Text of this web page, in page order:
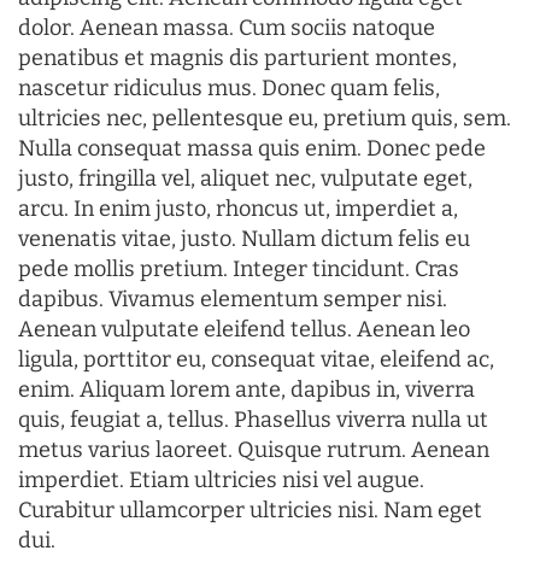
dolor. Aenean massa. Cum sociis natoque
penatibus et magnis dis parturient montes,
nascetur ridiculus mus. Donec quam felis,
ultricies nec, pellentesque eu, pretium quis, sem.
Nulla consequat massa quis enim. Donec pede
justo, fringilla vel, aliquet nec, vulputate eget,
arcu. In enim justo, rhoncus ut, imperdiet a,
venenatis vitae, justo. Nullam dictum felis eu
pede mollis pretium. Integer tincidunt. Cras
dapibus. Vivamus elementum semper nisi.
Aenean vulputate eleifend tellus. Aenean leo
ligula, porttitor eu, consequat vitae, eleifend ac,
enim. Aliquam lorem ante, dapibus in, viverra
quis, feugiat a, tellus. Phasellus viverra nulla ut
metus varius laoreet. Quisque rutrum. Aenean
imperdiet. Etiam ultricies nisi vel augue.
Curabitur ullamcorper ultricies nisi. Nam eget
dui.